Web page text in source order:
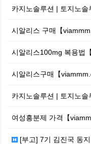
카지노솔루션 | 토지노
시알리스 구매【
시알리스100mg 복용법
시알리스구매【
카지노솔루션 | 토지노
여성흥분제 가격【
[부고] 7기 김진국 동